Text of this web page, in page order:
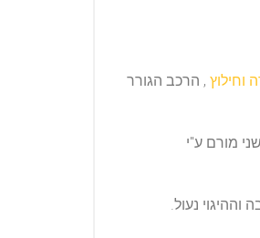
וחילוץ, הרכב הגורר
מורם ע"י
נעול.